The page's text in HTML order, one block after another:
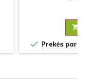

 Prekės